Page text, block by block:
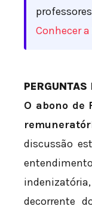
Conhecer
PERGUNTAS
O abono de
discussão
decorrente